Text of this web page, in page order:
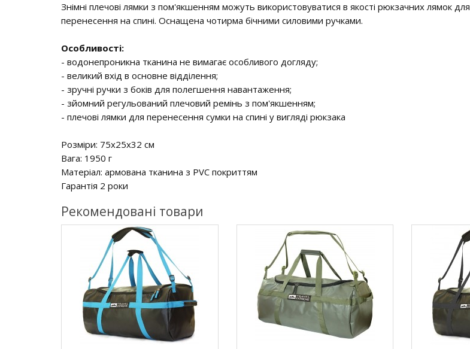
Знімні плечові лямки з пом'якшенням можуть використовуватися в якості рюкзачних лямок для
перенесення на спині. Оснащена чотирма бічними силовими ручками.
Особливості:
- водонепроникна тканина не вимагає особливого догляду;
- великий вхід в основне відділення;
- зручні ручки з боків для полегшення навантаження;
- зйомний регульований плечовий ремінь з пом'якшенням;
- плечові лямки для перенесення сумки на спині у вигляді рюкзака
Розміри: 75х25х32 см
Вага: 1950 г
Матеріал: армована тканина з PVC покриттям
Гарантія 2 роки
Рекомендовані товари